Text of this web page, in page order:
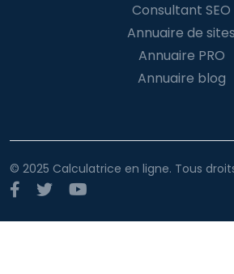
Consultant SEO
Annuaire de sites
Annuaire PRO
Annuaire blog
© 2025 Calculatrice en ligne. Tous